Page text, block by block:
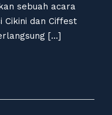
sebuah acara
Cikini dan Ciffest
[…]